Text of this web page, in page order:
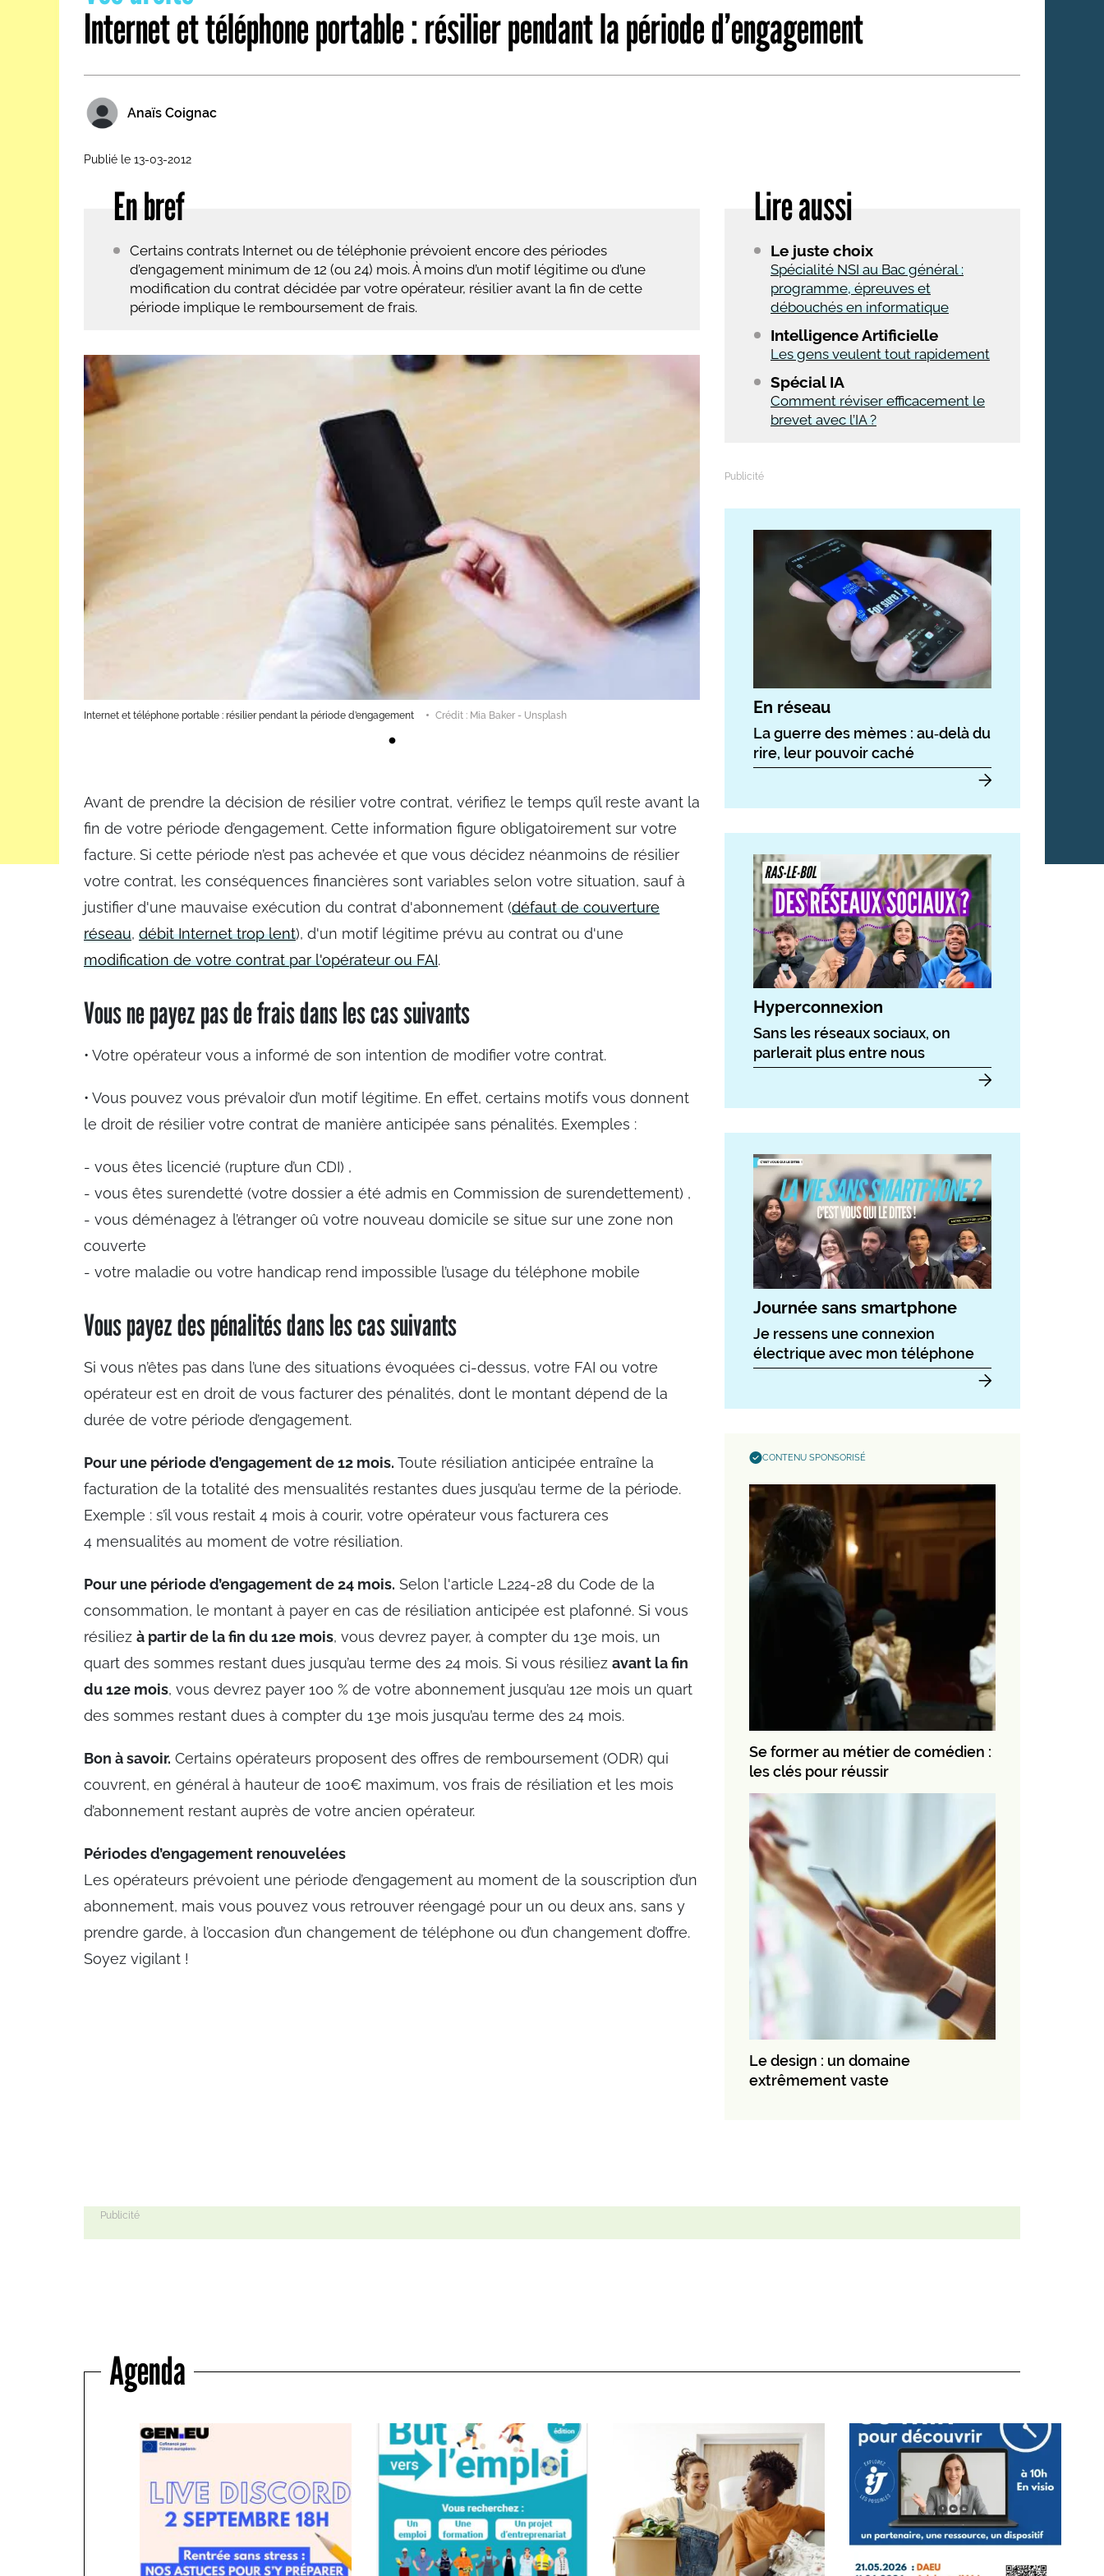
Les métiers par ordre alphabétique Après la 3eme
Avec nos focus métiers
Les secteurs qui embauchentS'engager pour une cause
Internet et téléphone portable : résilier pendant la période d’engagement
Anaïs Coignac
Publié le 13-03-2012
En bref
Certains contrats Internet ou de téléphonie prévoient encore des périodes
d’engagement minimum de 12 (ou 24) mois. À moins d’un motif légitime ou d’une
modification du contrat décidée par votre opérateur, résilier avant la fin de cette
période implique le remboursement de frais.
Internet et téléphone portable : résilier pendant la période d’engagement Crédit : Mia Baker - Unsplash
Avant de prendre la décision de résilier votre contrat, vérifiez le temps qu’il reste avant la
fin de votre période d’engagement. Cette information figure obligatoirement sur votre
facture. Si cette période n’est pas achevée et que vous décidez néanmoins de résilier
votre contrat, les conséquences financières sont variables selon votre situation, sauf à
justifier d'une mauvaise exécution du contrat d'abonnement (défaut de couverture
réseau, débit Internet trop lent), d'un motif légitime prévu au contrat ou d'une
modification de votre contrat par l'opérateur ou FAI.
Vous ne payez pas de frais dans les cas suivants
• Votre opérateur vous a informé de son intention de modifier votre contrat.
• Vous pouvez vous prévaloir d’un motif légitime. En effet, certains motifs vous donnent
le droit de résilier votre contrat de manière anticipée sans pénalités. Exemples :
- vous êtes licencié (rupture d’un CDI) ,
- vous êtes surendetté (votre dossier a été admis en Commission de surendettement) ,
- vous déménagez à l’étranger oû votre nouveau domicile se situe sur une zone non
couverte
- votre maladie ou votre handicap rend impossible l’usage du téléphone mobile
Vous payez des pénalités dans les cas suivants
Si vous n’êtes pas dans l’une des situations évoquées ci-dessus, votre FAI ou votre
opérateur est en droit de vous facturer des pénalités, dont le montant dépend de la
durée de votre période d’engagement.
Pour une période d’engagement de 12 mois. Toute résiliation anticipée entraîne la
facturation de la totalité des mensualités restantes dues jusqu’au terme de la période.
Exemple : s’il vous restait 4 mois à courir, votre opérateur vous facturera ces
4 mensualités au moment de votre résiliation.
Pour une période d’engagement de 24 mois. Selon l'article L224-28 du Code de la
consommation, le montant à payer en cas de résiliation anticipée est plafonné. Si vous
résiliez à partir de la fin du 12e mois, vous devrez payer, à compter du 13e mois, un
quart des sommes restant dues jusqu’au terme des 24 mois. Si vous résiliez avant la fin
du 12e mois, vous devrez payer 100 % de votre abonnement jusqu’au 12e mois un quart
des sommes restant dues à compter du 13e mois jusqu’au terme des 24 mois.
Bon à savoir. Certains opérateurs proposent des offres de remboursement (ODR) qui
couvrent, en général à hauteur de 100€ maximum, vos frais de résiliation et les mois
d’abonnement restant auprès de votre ancien opérateur.
Périodes d’engagement renouvelées
Les opérateurs prévoient une période d’engagement au moment de la souscription d’un
abonnement, mais vous pouvez vous retrouver réengagé pour un ou deux ans, sans y
prendre garde, à l’occasion d’un changement de téléphone ou d’un changement d’offre.
Soyez vigilant !
Lire aussi
Le juste choix
Spécialité NSI au Bac général :
programme, épreuves et
débouchés en informatique
Intelligence Artificielle
Les gens veulent tout rapidement
Spécial IA
Comment réviser efficacement le
brevet avec l’IA ?
En réseau
La guerre des mèmes : au‑delà du
rire, leur pouvoir caché
Hyperconnexion
Sans les réseaux sociaux, on
parlerait plus entre nous
Journée sans smartphone
Je ressens une connexion
électrique avec mon téléphone
CONTENU SPONSORISÉ
Se former au métier de comédien :
les clés pour réussir
Le design : un domaine
extrêmement vaste
Agenda